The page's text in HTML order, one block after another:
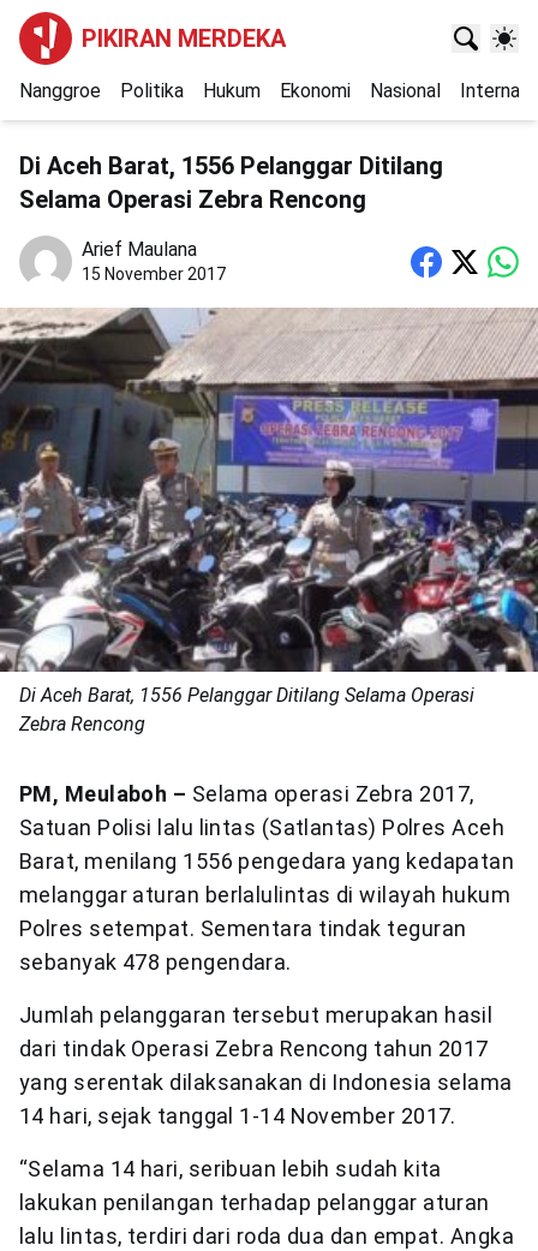
PIKIRAN MERDEKA
Nanggroe Politika Hukum Ekonomi Nasional
Di Aceh Barat, 1556 Pelanggar Ditilang
Selama Operasi Zebra Rencong
Arief Maulana
15 November 2017
Di Aceh Barat, 1556 Pelanggar Ditilang Selama Operasi
Zebra Rencong
PM, Meulaboh – Selama operasi Zebra 2017,
Satuan Polisi lalu lintas (Satlantas) Polres Aceh
Barat, menilang 1556 pengedara yang kedapatan
melanggar aturan berlalulintas di wilayah hukum
Polres setempat. Sementara tindak teguran
sebanyak 478 pengendara.
Jumlah pelanggaran tersebut merupakan hasil
dari tindak Operasi Zebra Rencong tahun 2017
yang serentak dilaksanakan di Indonesia selama
14 hari, sejak tanggal 1-14 November 2017.
“Selama 14 hari, seribuan lebih sudah kita
lakukan penilangan terhadap pelanggar aturan
lalu lintas, terdiri dari roda dua dan empat. Angka